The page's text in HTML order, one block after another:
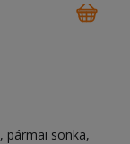
pármai sonka